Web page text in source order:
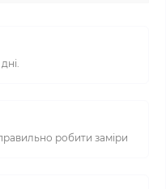
робити заміри